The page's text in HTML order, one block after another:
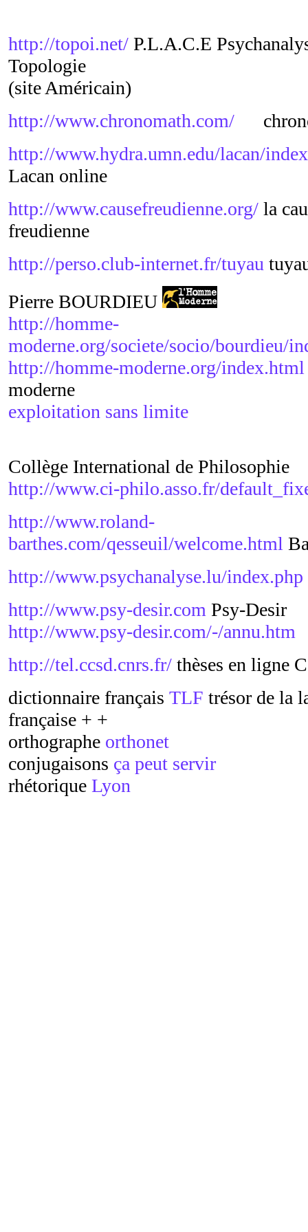
http://topoi.net/ P.L.A.C.E
Topologie
(site Américain)
http://www.chronomath.com/
http://www.hydra.umn.edu/lacan/
Lacan online
http://www.causefreudienne.org/ la
freudienne
http://perso.club-internet.fr/tuyau
Pierre BOURDIEU
http://homme-
moderne.org/societe/socio/bourdieu/
http://homme-moderne.org/index.html
moderne
exploitation sans limite
Collège International de Philosophie
http://www.ci-philo.asso.fr/
http://www.roland-
barthes.com/qesseuil/welcome.html
http://www.psychanalyse.lu/index.php
http://www.psy-desir.com Psy-Desir
http://www.psy-desir.com/-/annu.htm
http://tel.ccsd.cnrs.fr/ thèses en ligne
dictionnaire français TLF trésor de la
française + +
orthographe orthonet
conjugaisons ça peut servir
rhétorique Lyon